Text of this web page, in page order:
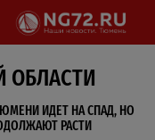
ОБЛАСТИ
ИДЕТ НА СПАД, НО
РАСТИ